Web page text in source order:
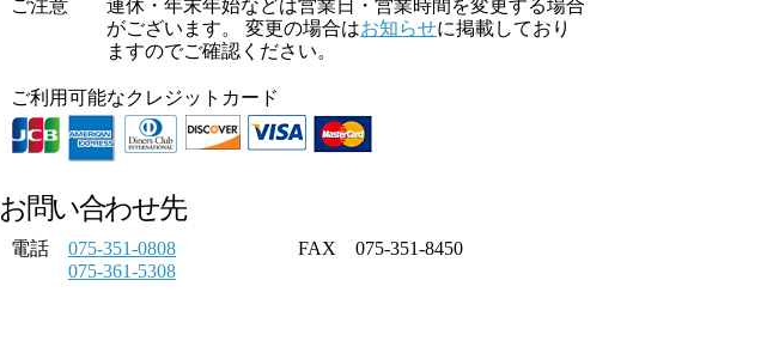
ご注意
連休・年末年始などは営業日・営業時間を変更する場合
がございます。 変更の場合はお知らせに掲載しており
ますのでご確認ください。
ご利用可能なクレジットカード
お問い合わせ先
電話
075-351-0808
075-361-5308
FAX 075-351-8450